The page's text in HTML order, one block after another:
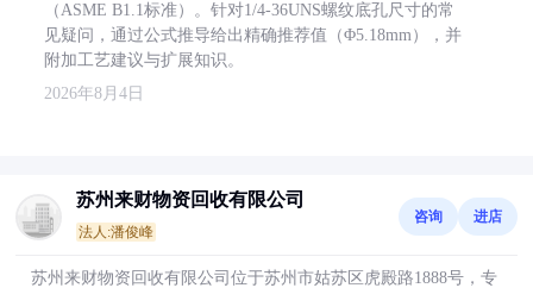
（ASME B1.1标准）。针对1/4-36UNS螺纹底孔尺寸的常
见疑问，通过公式推导给出精确推荐值（Φ5.18mm），并
附加工艺建议与扩展知识。
2026年8月4日
苏州来财物资回收有限公司
法人:潘俊峰
咨询 进店
苏州来财物资回收有限公司位于苏州市姑苏区虎殿路1888号，专